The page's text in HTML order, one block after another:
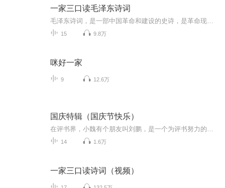
一家三口读毛泽东诗词
15 9.8万
咪好一家
9 12.6万
国庆特辑（国庆节快乐）
14 1.6万
一家三口读诗词（视频）